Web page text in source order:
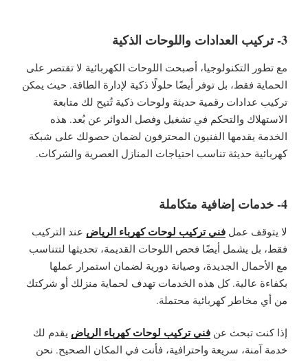
3- تركيب العدادات واللوحات الذكية
مع تطور التكنولوجيا، أصبحت اللوحات الكهربائية لا تقتصر على
الحماية فقط، بل توفر أيضًا حلولًا ذكية لإدارة الطاقة. حيث يمكن
تركيب عدادات رقمية حديثة ولوحات ذكية تُتيح لك متابعة
الاستهلاك والتحكم في تشغيل وفصل الدوائر عن بُعد. هذه
الخدمة يقدمها الفنيون المحترفون لضمان حصولك على شبكة
كهربائية حديثة تناسب احتياجات المنازل العصرية والشركات.
4- خدمات إضافية متكاملة
لا يتوقف عمل فني تركيب لوحات كهرباء الرياض عند التركيب
فقط، بل يشمل أيضًا فحص اللوحات القديمة، تحديثها لتتناسب
مع الأحمال الجديدة، وصيانة دورية لضمان استمرار عملها
بكفاءة عالية. كل هذه الخدمات تهدف لحماية منزلك أو شركتك
من أي مخاطر كهربائية محتملة.
إذا كنت تبحث عن فني تركيب لوحات كهرباء الرياض يقدم لك
خدمة آمنة، سريعة واحترافية، فأنت في المكان الصحيح. نحن